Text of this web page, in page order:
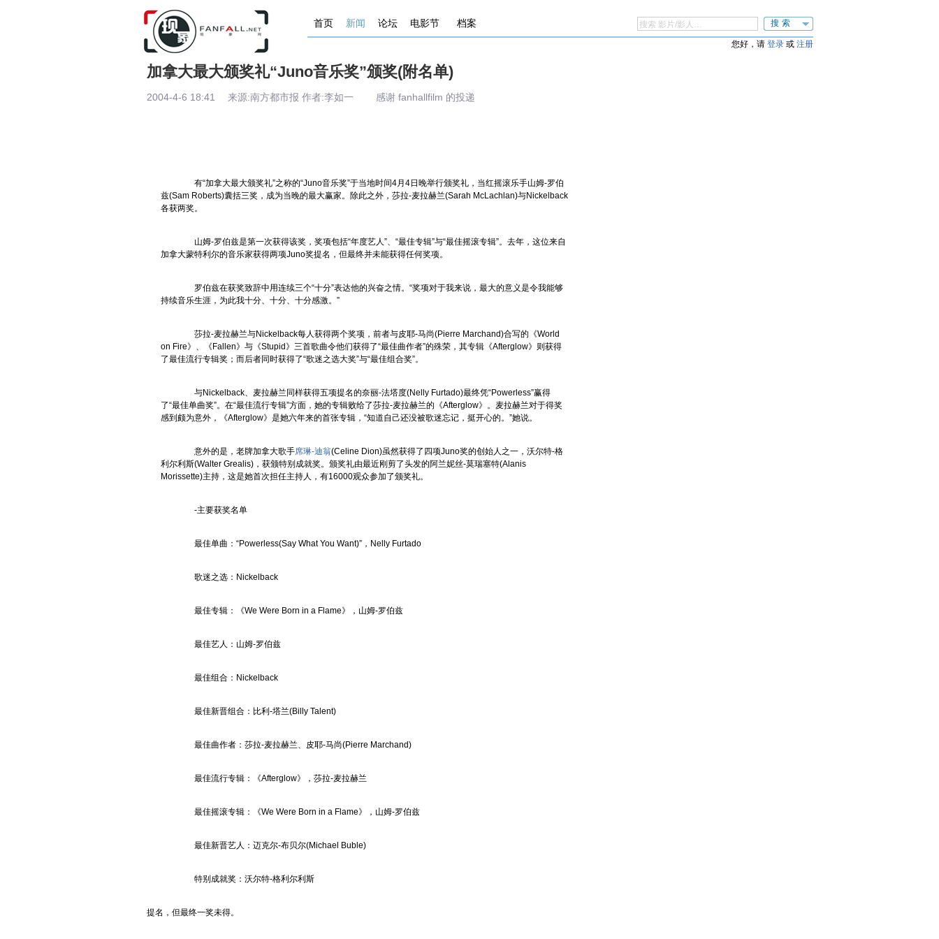
首页 新闻 论坛 电影节 档案 搜索
您好，请 登录 或 注册
加拿大最大颁奖礼“Juno音乐奖”颁奖(附名单)
2004-4-6 18:41 来源:南方都市报 作者:李如一 感谢 fanhallfilm 的投递
有“加拿大最大颁奖礼”之称的“Juno音乐奖”于当地时间4月4日晚举行颁奖礼，当红摇滚乐手山姆-罗伯
兹(Sam Roberts)囊括三奖，成为当晚的最大赢家。除此之外，莎拉-麦拉赫兰(Sarah McLachlan)与Nickelback
各获两奖。
山姆-罗伯兹是第一次获得该奖，奖项包括“年度艺人”、“最佳专辑”与“最佳摇滚专辑”。去年，这位来自
加拿大蒙特利尔的音乐家获得两项Juno奖提名，但最终并未能获得任何奖项。
罗伯兹在获奖致辞中用连续三个“十分”表达他的兴奋之情。“奖项对于我来说，最大的意义是令我能够
持续音乐生涯，为此我十分、十分、十分感激。”
莎拉-麦拉赫兰与Nickelback每人获得两个奖项，前者与皮耶-马尚(Pierre Marchand)合写的《World
on Fire》、《 Fallen》与《Stupid 》三首歌曲令他们获得了“最佳曲作者”的殊荣，其专辑《Afterglow》则获得
了最佳流行专辑奖；而后者同时获得了“歌迷之选大奖”与“最佳组合奖”。
与Nickelback、麦拉赫兰同样获得五项提名的奈丽-法塔度(Nelly Furtado)最终凭“Powerless”赢得
了“最佳单曲奖”。在“最佳流行专辑”方面，她的专辑败给了莎拉-麦拉赫兰的《Afterglow》。麦拉赫兰对于得奖
感到颇为意外，《Afterglow》是她六年来的首张专辑，“知道自己还没被歌迷忘记，挺开心的。”她说。
意外的是，老牌加拿大歌手席琳-迪翁(Celine Dion)虽然获得了四项Juno奖的创始人之一，沃尔特-格
利尔利斯(Walter Grealis)，获颁特别成就奖。颁奖礼由最近刚剪了头发的阿兰妮丝-莫瑞塞特(Alanis
Morissette)主持，这是她首次担任主持人，有16000观众参加了颁奖礼。
-主要获奖名单
最佳单曲：“Powerless(Say What You Want)”，Nelly Furtado
歌迷之选：Nickelback
最佳专辑：《We Were Born in a Flame》，山姆-罗伯兹
最佳艺人：山姆-罗伯兹
最佳组合：Nickelback
最佳新晋组合：比利-塔兰(Billy Talent)
最佳曲作者：莎拉-麦拉赫兰、皮耶-马尚(Pierre Marchand)
最佳流行专辑：《Afterglow》，莎拉-麦拉赫兰
最佳摇滚专辑：《We Were Born in a Flame》，山姆-罗伯兹
最佳新晋艺人：迈克尔-布贝尔(Michael Buble)
特别成就奖：沃尔特-格利尔利斯
提名，但最终一奖未得。